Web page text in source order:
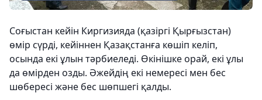
Соғыстан кейін Киргизияда (қазіргі Қырғызстан)
өмір сүрді, кейіннен Қазақстанға көшіп келіп,
осында екі ұлын тәрбиеледі. Өкінішке орай, екі ұлы
да өмірден озды. Әжейдің екі немересі мен бес
шөбересі және бес шөпшегі қалды.